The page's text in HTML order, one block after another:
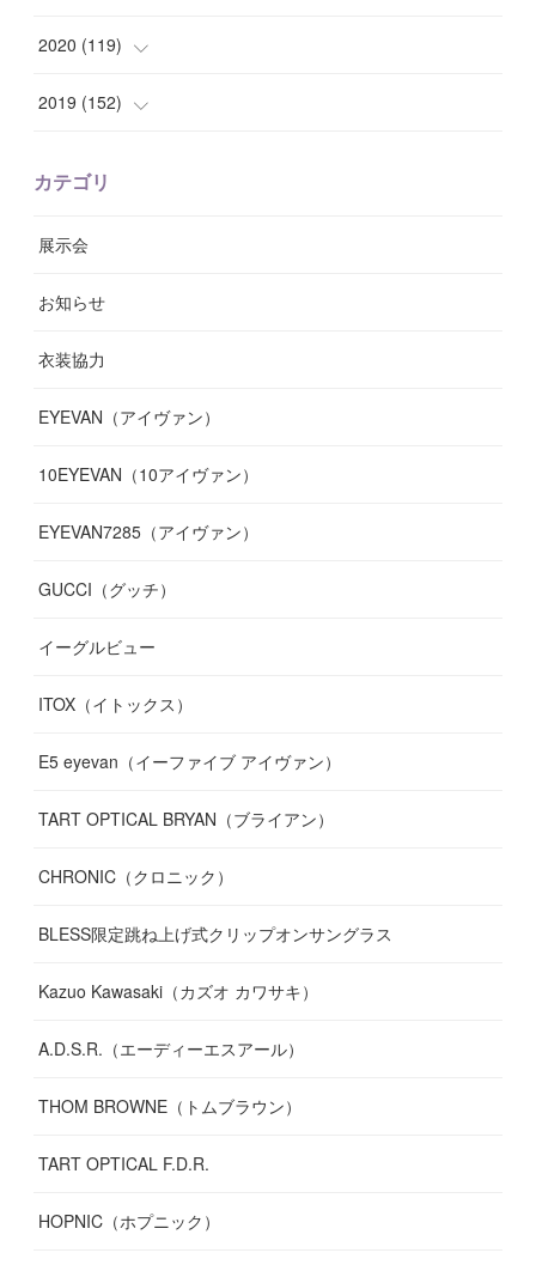
( 10)
9
(14
(8
(9
( 10)
( 11)
(14
(19
(12)
(10)
( 8)
( 6)
(12
(10
(17)
(11)
(10)
( 7)
(8)
(9
(7
(7
(10)
(11)
12)
( 14)
(13)
(3
( 7
(13)
(11)
(13)
7)
(12)
2020 (119)
(7)
(
( 5
(8)
(12)
11)
(13)
(13)
2019 (152)
(10 )
(10)
13)
(16)
(14)
(17)
カテゴリ
展示会
お知らせ
衣装協力
EYEVAN（アイヴァン）
10EYEVAN（10アイヴァン）
EYEVAN7285（アイヴァン）
GUCCI（グッチ）
イーグルビュー
ITOX（イトックス）
E5 eyevan（イーファイブ アイヴァン）
TART OPTICAL BRYAN（ブライアン）
CHRONIC（クロニック）
BLESS限定跳ね上げ式クリップオンサングラス
Kazuo Kawasaki（カズオ カワサキ）
A.D.S.R.（エーディーエスアール）
THOM BROWNE（トムブラウン）
TART OPTICAL F.D.R.
HOPNIC（ホプニック）